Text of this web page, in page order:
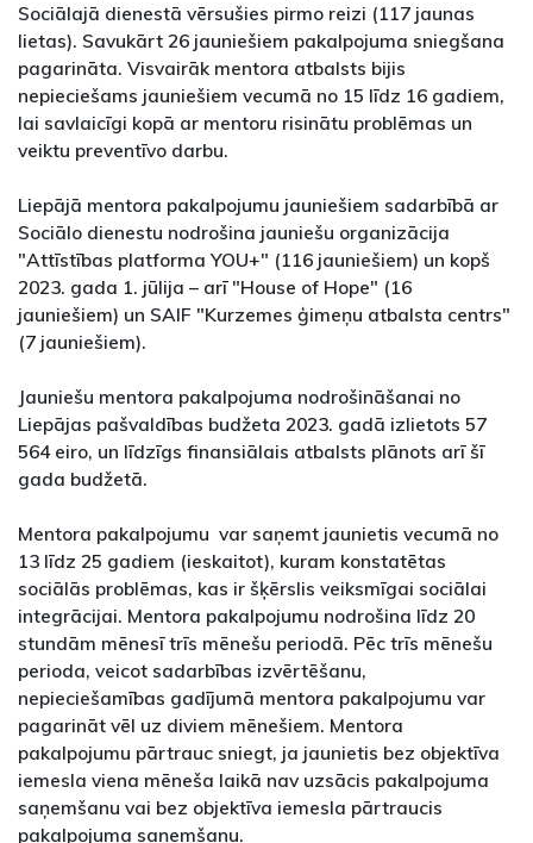
Sociālajā dienestā vērsušies pirmo reizi (117 jaunas
lietas). Savukārt 26 jauniešiem pakalpojuma sniegšana
pagarināta. Visvairāk mentora atbalsts bijis
nepieciešams jauniešiem vecumā no 15 līdz 16 gadiem,
lai savlaicīgi kopā ar mentoru risinātu problēmas un
veiktu preventīvo darbu.
Liepājā mentora pakalpojumu jauniešiem sadarbībā ar
Sociālo dienestu nodrošina jauniešu organizācija
"Attīstības platforma YOU+" (116 jauniešiem) un kopš
2023. gada 1. jūlija – arī "House of Hope" (16
jauniešiem) un SAIF "Kurzemes ģimeņu atbalsta centrs"
(7 jauniešiem).
Jauniešu mentora pakalpojuma nodrošināšanai no
Liepājas pašvaldības budžeta 2023. gadā izlietots 57
564 eiro, un līdzīgs finansiālais atbalsts plānots arī šī
gada budžetā.
Mentora pakalpojumu var saņemt jaunietis vecumā no
13 līdz 25 gadiem (ieskaitot), kuram konstatētas
sociālās problēmas, kas ir šķērslis veiksmīgai sociālai
integrācijai. Mentora pakalpojumu nodrošina līdz 20
stundām mēnesī trīs mēnešu periodā. Pēc trīs mēnešu
perioda, veicot sadarbības izvērtēšanu,
nepieciešamības gadījumā mentora pakalpojumu var
pagarināt vēl uz diviem mēnešiem. Mentora
pakalpojumu pārtrauc sniegt, ja jaunietis bez objektīva
iemesla viena mēneša laikā nav uzsācis pakalpojuma
saņemšanu vai bez objektīva iemesla pārtraucis
pakalpojuma saņemšanu.